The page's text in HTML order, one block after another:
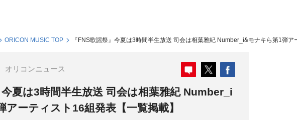
ORICON MUSIC TOP 『FNS歌謡祭』今夏は3時間半生放送 司会は相葉雅紀 Number_i&モナキら第1弾ア
オリコンニュース
今夏は3時間半生放送 司会は相葉雅紀 Number_i
アーティスト16組発表【一覧掲載】